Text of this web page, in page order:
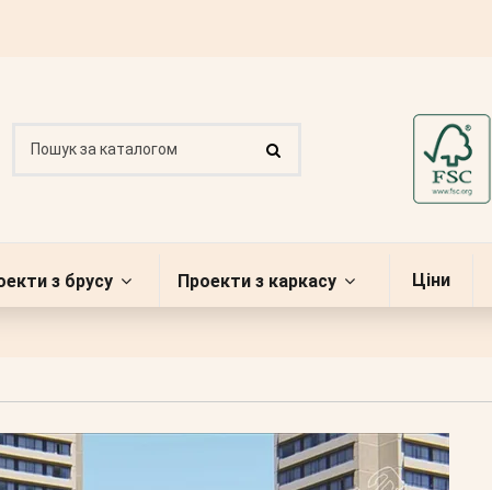
з брусу Проекти з каркасу Ціни